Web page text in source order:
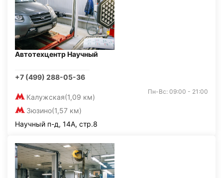
Автотехцентр Научный
+7 (499) 288-05-36
Калужская(1,09 км)
Зюзино(1,57 км)
Пн-Вс: 09:00 - 21:00
Научный п-д, 14А, стр.8